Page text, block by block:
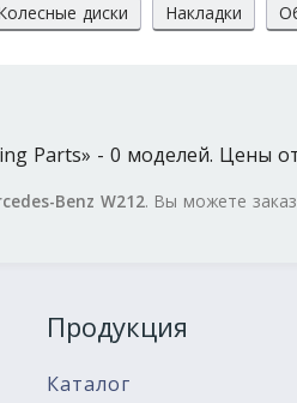
диски Накладки
Parts» - 0 моделей. Цены
Benz W212. Вы можете
Продукция
Каталог